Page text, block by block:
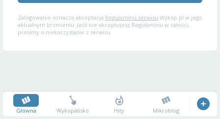
Zalogowanie oznacza akceptację Regulaminu serwisu Wykop.pl w jego
aktualnym brzmieniu. Jeśli nie akceptujesz Regulaminu w całości,
prosimy o niekorzystanie z serwisu.
Główna Wykopalisko Hity Mikroblog